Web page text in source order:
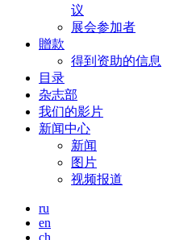
议
展会参加者
贈款
得到资助的信息
目录
杂志部
我们的影片
新闻中心
新闻
图片
视频报道
ru
en
ch